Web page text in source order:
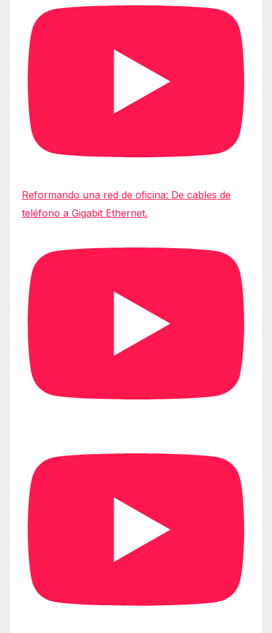
Reformando una red de oficina: De cables de
teléfono a Gigabit Ethernet.